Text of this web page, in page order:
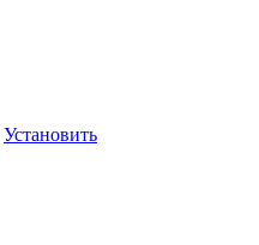
Установить